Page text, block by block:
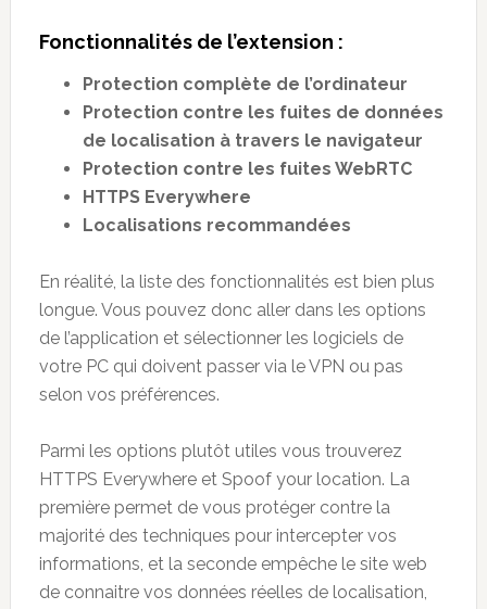
Fonctionnalités de l’extension :
Protection complète de l’ordinateur
Protection contre les fuites de données
de localisation à travers le navigateur
Protection contre les fuites WebRTC
HTTPS Everywhere
Localisations recommandées
En réalité, la liste des fonctionnalités est bien plus
longue. Vous pouvez donc aller dans les options
de l’application et sélectionner les logiciels de
votre PC qui doivent passer via le VPN ou pas
selon vos préférences.
Parmi les options plutôt utiles vous trouverez
HTTPS Everywhere et Spoof your location. La
première permet de vous protéger contre la
majorité des techniques pour intercepter vos
informations, et la seconde empêche le site web
de connaitre vos données réelles de localisation,